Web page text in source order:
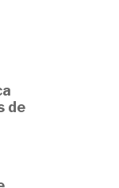
de